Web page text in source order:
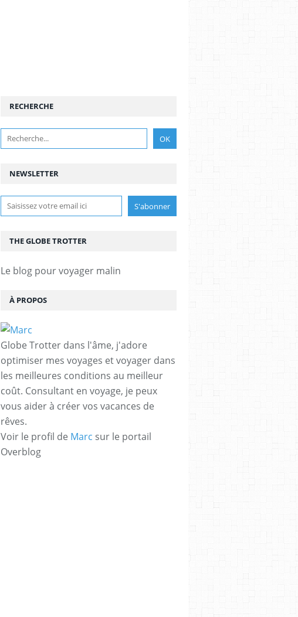
NEWSLETTER
RECHERCHE
THE GLOBE TROTTER
Le blog pour voyager malin
À PROPOS
Globe Trotter dans l'âme, j'adore
optimiser mes voyages et voyager dans
les meilleures conditions au meilleur
coût. Consultant en voyage, je peux
vous aider à créer vos vacances de
rêves.
Voir le profil de Marc sur le portail
Overblog